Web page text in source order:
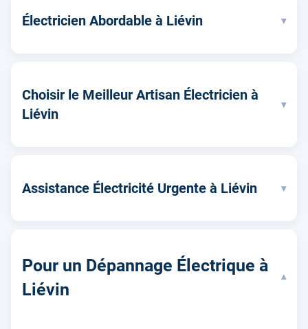
Électricien Abordable à Liévin ▾
Choisir le Meilleur Artisan Électricien à
Liévin
▾
Assistance Électricité Urgente à Liévin ▾
Pour un Dépannage Électrique à
Liévin
▾